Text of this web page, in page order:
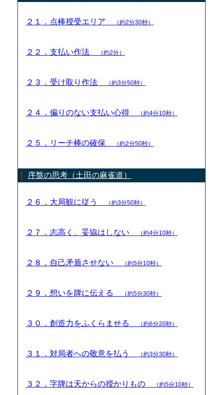
２１．点棒授受エリア （約2分30秒）
２２．支払い作法 （約2分）
２３．受け取り作法 （約3分50秒）
２４．偏りのない支払い心得 （約4分10秒）
２５．リーチ棒の確保 （約2分50秒）
序盤の思考（土田の麻雀道）
２６．大局観に従う （約3分50秒）
２７．志高く、妥協はしない （約4分10秒）
２８．自己矛盾させない （約5分10秒）
２９．想いを牌に伝える （約5分30秒）
３０．創造力をふくらませる （約6分20秒）
３１．対局者への敬意を払う （約3分30秒）
３２．字牌は天からの授かりもの （約5分10秒）